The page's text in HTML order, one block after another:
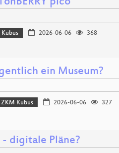
2026-06-06
368
ein Museum?
ZKM Kubus 2026-06-06
327
digitale Pläne?